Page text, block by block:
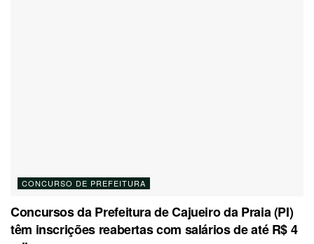
CONCURSO DE PREFEITURA
Concursos da Prefeitura de Cajueiro da Praia (PI)
têm inscrições reabertas com salários de até R$ 4